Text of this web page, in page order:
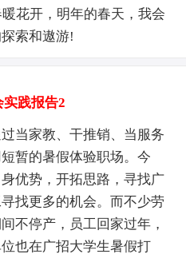
花开，明年的春天，我会
索和遨游!
践报告2
家教、干推销、当服务
暂的暑假体验职场。今
优势，开拓思路，寻找广
找更多的机会。而不少劳
不停产，员工回家过年，
也在广招大学生暑假打